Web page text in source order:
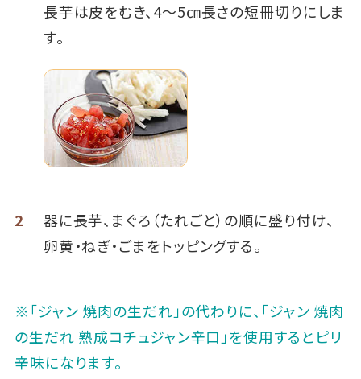
長芋は皮をむき、4～5㎝長さの短冊切りにしま
す。
2
器に長芋、まぐろ（たれごと）の順に盛り付け、
卵黄・ねぎ・ごまをトッピングする。
※「ジャン 焼肉の生だれ」の代わりに、「ジャン 焼肉
の生だれ 熟成コチュジャン辛口」を使用するとピリ
辛味になります。